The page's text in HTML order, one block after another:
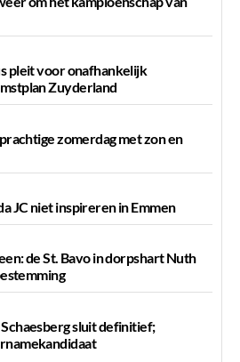
pleit voor onafhankelijk
Zuyderland
zomerdag met zon en
JC niet inspireren in Emmen
de St. Bavo in dorpshart Nuth
sluit definitief;